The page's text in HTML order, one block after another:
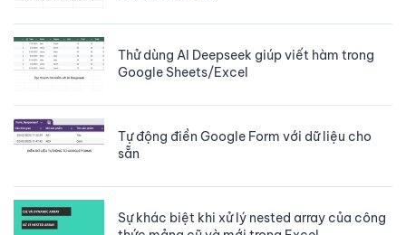
Thử dùng AI Deepseek giúp viết hàm trong
Google Sheets/Excel
Tự động điền Google Form với dữ liệu cho
sẵn
Sự khác biệt khi xử lý nested array của công